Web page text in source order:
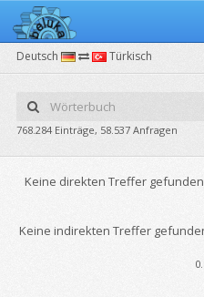
Deutsch Türkisch
768.284 Einträge, 58.537 Anfragen
Keine direkten Treffer
Keine indirekten Treffer